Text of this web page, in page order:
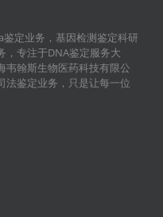
定业务，基因检测鉴定科研
，专注于DNA鉴定服务大
韦翰斯生物医药科技有限公
法鉴定业务，只是让每一位